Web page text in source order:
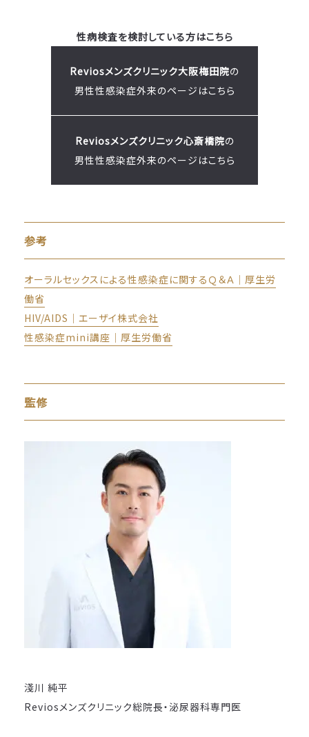
性病検査を検討している方はこちら
Reviosメンズクリニック大阪梅田院の
男性性感染症外来のページはこちら
Reviosメンズクリニック心斎橋院の
男性性感染症外来のページはこちら
参考
オーラルセックスによる性感染症に関するＱ＆Ａ｜厚生労
働省
HIV/AIDS｜エーザイ株式会社
性感染症mini講座｜厚生労働省
監修
淺川 純平
Reviosメンズクリニック総院長・泌尿器科専門医